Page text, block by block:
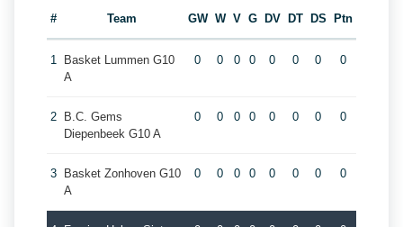
# Team GW W V G DV DT DS Ptn
1
Basket Lummen G10
A
0 0 0 0 0 0 0 0
2
B.C. Gems
Diepenbeek G10 A
0 0 0 0 0 0 0 0
3
Basket Zonhoven G10
A
0 0 0 0 0 0 0 0